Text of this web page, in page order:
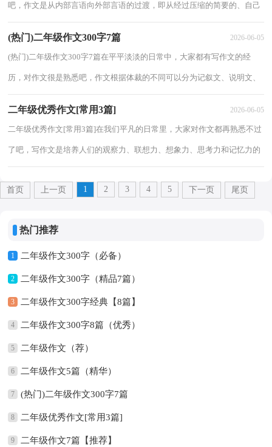
吧，作文是从内部言语向外部言语的过渡，即从经过压缩的简要的、自己
(热门)二年级作文300字7篇 2026-06-05
(热门)二年级作文300字7篇在平平淡淡的日常中，大家都有写作文的经
历，对作文很是熟悉吧，作文根据体裁的不同可以分为记叙文、说明文、
二年级优秀作文[常用3篇] 2026-06-05
二年级优秀作文[常用3篇]在我们平凡的日常里，大家对作文都再熟悉不过
了吧，写作文是培养人们的观察力、联想力、想象力、思考力和记忆力的
首页 上一页 1 2 3 4 5 下一页 尾页
热门推荐
1 二年级作文300字（必备）
2 二年级作文300字（精品7篇）
3 二年级作文300字经典【8篇】
4 二年级作文300字8篇（优秀）
5 二年级作文（荐）
6 二年级作文5篇（精华）
7 (热门)二年级作文300字7篇
8 二年级优秀作文[常用3篇]
9 二年级作文7篇【推荐】